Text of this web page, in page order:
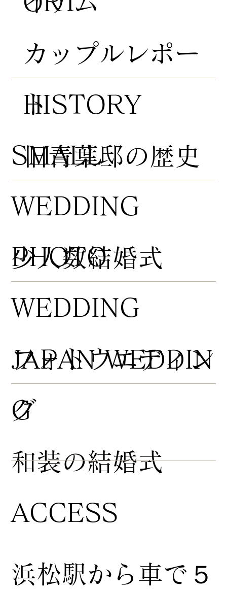
HISTORY
​旧青葉邸の歴史
​カップルレポー
ト
​少人数結婚式
​SMALL
WEDDING
​フォトウエディン
グ
PHOTO
WEDDING
​和装の結婚式
JAPAN WEDDIN
G
浜松駅から車で５
ACCESS